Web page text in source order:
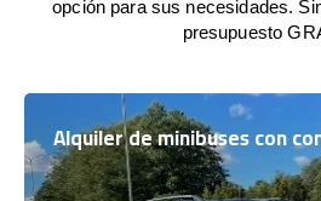
opción para sus necesidades.
presupuesto
Alquiler de minibuses con